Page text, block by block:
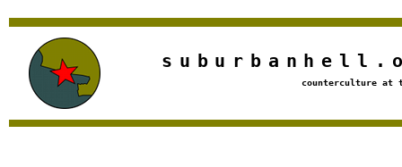
Jump to navigation
counterculture at